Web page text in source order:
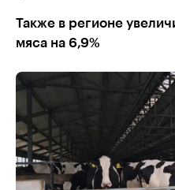
Также в регионе
мяса на 6,9%